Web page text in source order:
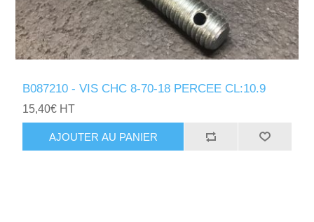
B087210 - VIS CHC 8-70-18 PERCEE CL:10.9
15,40€ HT
AJOUTER AU PANIER